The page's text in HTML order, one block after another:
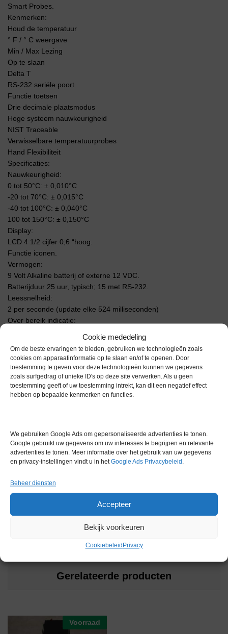
Cookie mededeling
Om de beste ervaringen te bieden, gebruiken we technologieën zoals
cookies om apparaatinformatie op te slaan en/of te openen. Door
toestemming te geven voor deze technologieën kunnen we gegevens
zoals surfgedrag of unieke ID's op deze site verwerken. Als u geen
toestemming geeft of uw toestemming intrekt, kan dit een negatief effect
hebben op bepaalde kenmerken en functies.
We gebruiken Google Ads om gepersonaliseerde advertenties te tonen.
Google gebruikt uw gegevens om uw interesses te begrijpen en relevante
advertenties te tonen. Meer informatie over het gebruik van uw gegevens
en privacy-instellingen vindt u in hetGoogle Ads Privacybeleid .
Beheer diensten
Accepteer
Bekijk voorkeuren
Cookiebeleid Privacy
Smart Probes.
Kenmerken:
Houd de temperatuur
° F / ° C weergave
Min / Max Lezing
Op te slaan
Delta T
RS-232 seriële poort
Functie toetsen
Drie decimale plaatsmodus
Hoge systeem nauwkeurigheid
NIST Traceable
Verwisselbare temperatuurprobes
Hand Flexibiliteit
Specificaties:
Nauwkeurigheid:
0 tot 50°C: ± 0,010°C
-20 tot 70°C: ± 0,015°C
-40 tot 100°C: ± 0,040°C
100 tot 150°C: ± 0,150°C
Display:
LCD 4 1/2 cijfer 0,6 “hoog.
Functie iconen.
Vermogen:
9 Volt Alkaline batterij of externe 12 VDC.
Batterijduur 25 uur, typisch; 15 met RS-232.
Leessnelheid:
2 per seconde (update elke 524 milliseconden)
Over bereik indicatie:
-40°C tot 150°C en -40°F tot 299°F
Resolutie:
0,001°C. Stapverandering.
Bedrijfsvoorwaarden:
Temperatuur 0°C tot 45°C
Extra informatie
Gewicht 0,0 kg
Garantie
Gebruikt in goede conditie
Gerelateerde producten
Voorraad